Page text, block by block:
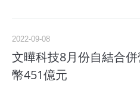
2022-09-08
文曄科技8月份自結合
幣451億元